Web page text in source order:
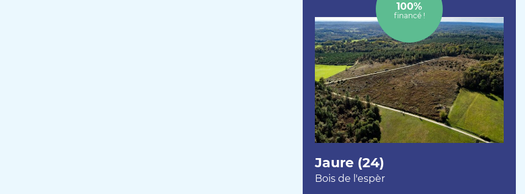
Jaure (24)
Bois de l'espèr
100%
financé !